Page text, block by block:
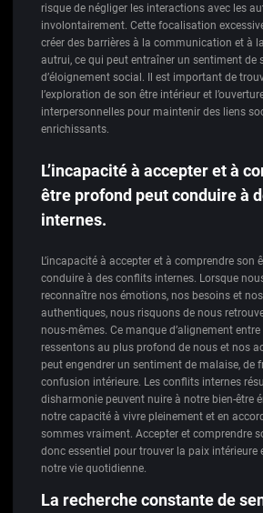
risque de négliger les interactions avec les
involontairement. Cette focalisation
créer des barrières à la communication et à
autrui, ce qui peut entraîner un sentiment de
d’éloignement social. Il est important de
l’exploration de son être intérieur et
interpersonnelles pour maintenir des liens
enrichissants.
L’incapacité à accepter et à
être profond peut conduire à
internes.
L’incapacité à accepter et à comprendre son
conduire à des conflits internes. Lorsque
reconnaître nos émotions, nos besoins et
authentiques, nous risquons de nous
nous-mêmes. Ce manque d’alignement
ressentons au plus profond de nous et nos
peut engendrer un sentiment de malaise, de
confusion intérieure. Les conflits internes
disharmonie peuvent nuire à notre bien-être
notre capacité à vivre pleinement et en
sommes vraiment. Accepter et comprendre
donc essentiel pour trouver la paix intérieure
notre vie quotidienne.
La recherche constante de